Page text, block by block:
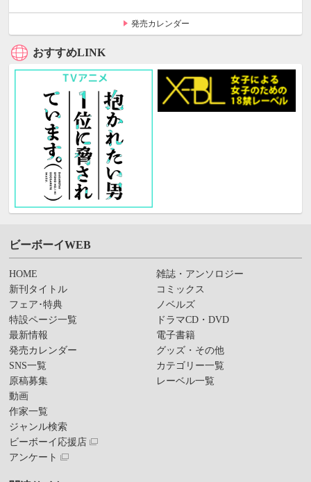
発売カレンダー
おすすめLINK
ビーボーイWEB
HOME
新刊タイトル
フェア･特典
特設ページ一覧
最新情報
発売カレンダー
SNS一覧
原稿募集
動画
作家一覧
ジャンル検索
ビーボーイ応援店
アンケート
雑誌・アンソロジー
コミックス
ノベルズ
ドラマCD・DVD
電子書籍
グッズ・その他
カテゴリー一覧
レーベル一覧